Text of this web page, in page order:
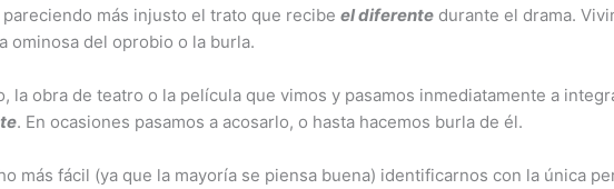
pareciendo más injusto el trato que recibeel diferente durante el drama.
ominosa del oprobio o la burla.
la obra de teatro o la película que vimos y pasamos inmediatamente a
. En ocasiones pasamos a acosarlo, o hasta hacemos burla de él.
más fácil (ya que la mayoría se piensa buena) identificarnos con la única